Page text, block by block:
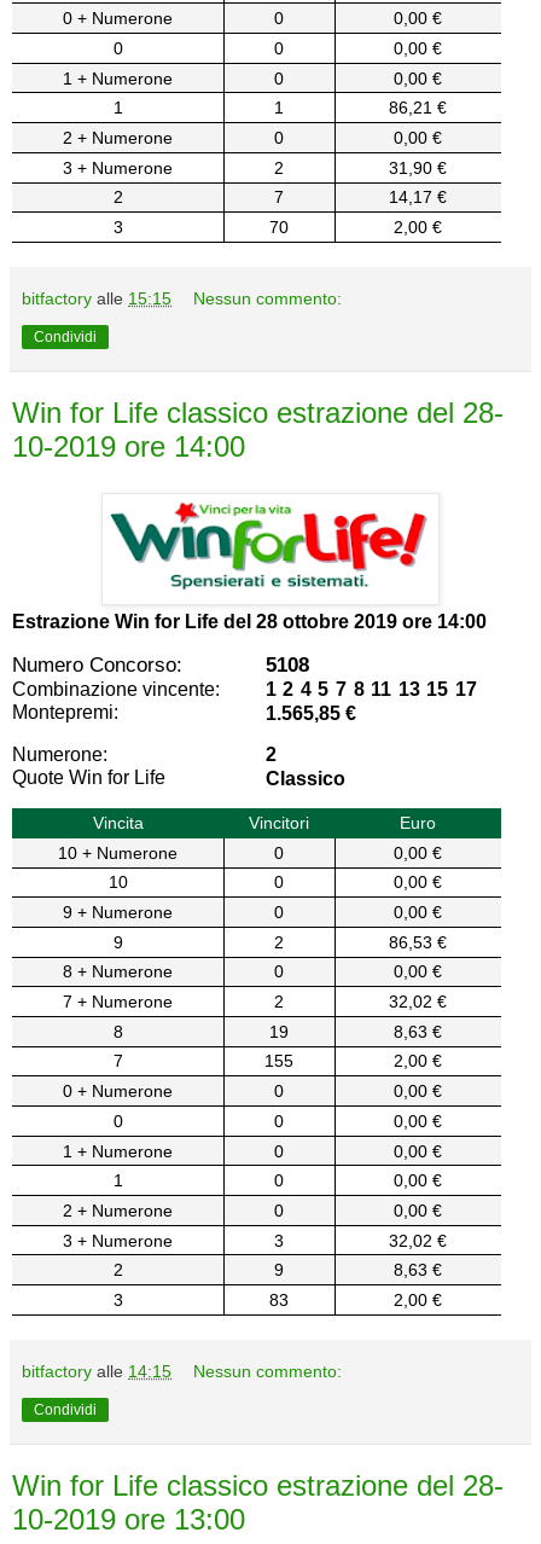
0 + Numerone
0
0,00 €
0
0
0,00 €
1 + Numerone
0
0,00 €
1
1
86,21 €
2 + Numerone
0
0,00 €
3 + Numerone
2
31,90 €
2
7
14,17 €
3
70 2,00 €
bitfactory alle 15:15 Nessun commento:
Condividi
Win for Life classico estrazione del 28-
10-2019 ore 14:00
Estrazione Win for Life del 28 ottobre 2019 ore 14:00
Numero Concorso: 5108
Combinazione vincente:
1 2 4 5 7 8 11 13 15 17
Montepremi:
1.565,85 €
Numerone:
2
Quote Win for Life
Classico
Vincita Vincitori
Euro
10 + Numerone
0
0,00 €
10
0
0,00 €
9 + Numerone
0
0,00 €
9
2
86,53 €
8 + Numerone
0
0,00 €
7 + Numerone
2
32,02 €
8
19
8,63 €
7
155
2,00 €
0 + Numerone
0
0,00 €
0
0
0,00 €
1 + Numerone
0
0,00 €
1
0
0,00 €
2 + Numerone
0
0,00 €
3 + Numerone
3
32,02 €
2
9
8,63 €
3
83 2,00 €
bitfactory alle 14:15 Nessun commento:
Condividi
Win for Life classico estrazione del 28-
10-2019 ore 13:00